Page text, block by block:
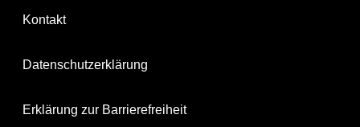
Kontakt
Datenschutzerklärung
Erklärung zur Barrierefreiheit